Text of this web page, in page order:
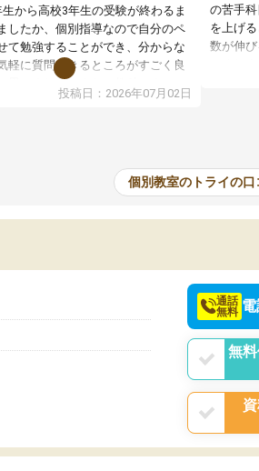
から高校3年生の受験が終わるま
したか、個別指導なので自分のペ
て勉強することができ、分からな
軽に質問できるところがすごく良
思いました。また、教科によって
も変えて貰えたので、わかりやす
担当の先生だったり、他の先生が
らないところをすぐに質問できる
投稿日：2026年07月02日
の苦手科
を上げ
数が伸び
てくれ
でわか
した。
個別教室のトライの
通話
無料
無